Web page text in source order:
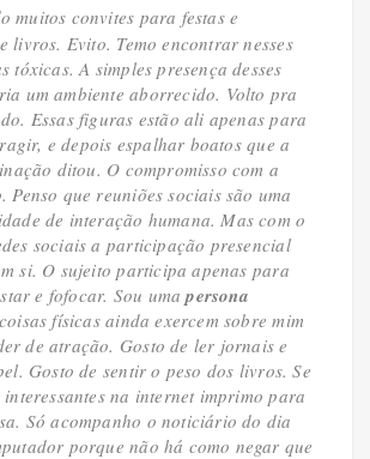
muitos convites para festas e
livros. Evito. Temo encontrar nesses
tóxicas. A simples presença desses
um ambiente aborrecido. Volto pra
Essas figuras estão ali apenas para
e depois espalhar boatos que a
ditou. O compromisso com a
Penso que reuniões sociais são uma
de interação humana. Mas com o
sociais a participação presencial
si. O sujeito participa apenas para
e fofocar. Sou umapersona
físicas ainda exercem sobre mim
de atração. Gosto de ler jornais e
Gosto de sentir o peso dos livros. Se
interessantes na internet imprimo para
Só acompanho o noticiário do dia
porque não há como negar que